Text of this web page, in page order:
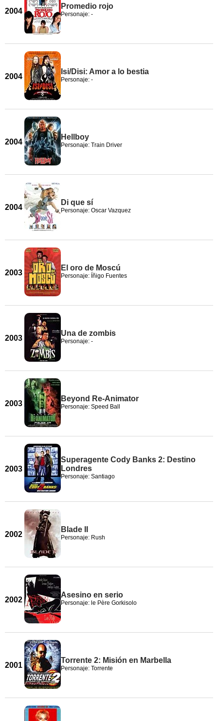
2004
Promedio rojo
Personaje: -
2004
Isi/Disi: Amor a lo bestia
Personaje: -
2004
Hellboy
Personaje: Train Driver
2004
Di que sí
Personaje: Oscar Vazquez
2003
El oro de Moscú
Personaje: Íñigo Fuentes
2003
Una de zombis
Personaje: -
2003
Beyond Re-Animator
Personaje: Speed Ball
2003
Superagente Cody Banks 2: Destino
Londres
Personaje: Santiago
2002
Blade II
Personaje: Rush
2002
Asesino en serio
Personaje: le Père Gorkisolo
2001
Torrente 2: Misión en Marbella
Personaje: Torrente